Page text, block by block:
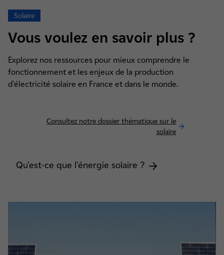
Vous voulez en savoir plus ?
Solaire
Explorez nos ressources pour mieux comprendre le
fonctionnement et les enjeux de la production
d'électricité solaire en France et dans le monde.
Consultez notre dossier thématique sur le
solaire
Qu'est-ce que l'énergie solaire ?